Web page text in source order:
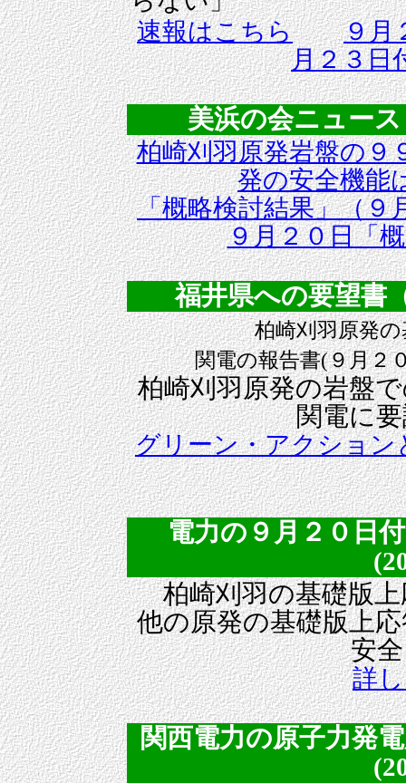
速報はこちら
９月
月２３日
美浜の会ニュー
柏崎刈羽原発岩盤の９
発の安全機能
「概略検討結果」（９
９月２０日「
福井県への要望書
柏崎刈羽原発
関電の報告書(９月２
柏崎刈羽原発の岩盤
関電に
グリーン・アクション
電力の９月２０日
柏崎刈羽の基礎版
他の原発の基礎版上
安
詳
関西電力の原子力発